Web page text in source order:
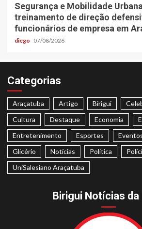
Segurança e Mobilidade
treinamento de direção
funcionários de empresa em
diego 07/08/2026
Categorias
Araçatuba Artigo Birigui
Cultura
Destaque Economia
Entretenimento
Esportes
Glicério
Notícias Politica
UniSalesiano Araçatuba
Birigui Notícias da